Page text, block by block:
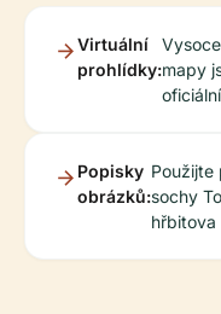
Virtuální
prohlídky:mapy
Popisky
obrázků:
Použijte
sochy
hřbitova